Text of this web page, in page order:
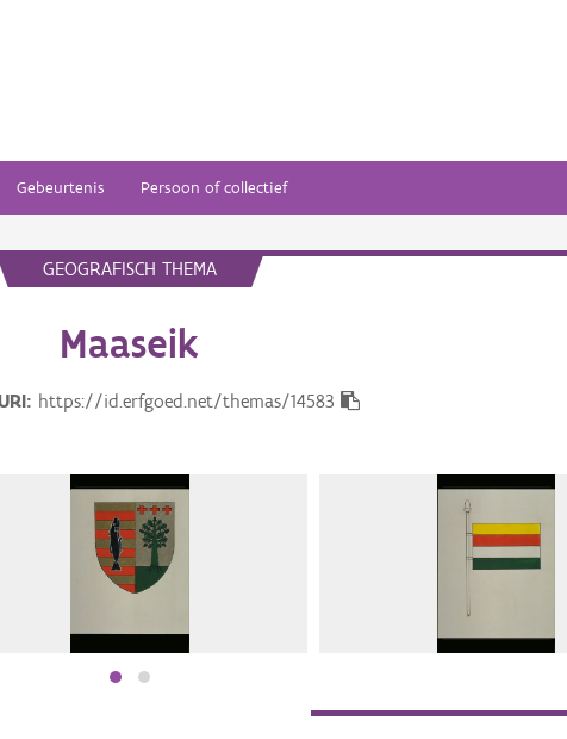
Gebeurtenis Persoon of collectief
GEOGRAFISCH THEMA
Maaseik
https://id.erfgoed.net/themas/14583